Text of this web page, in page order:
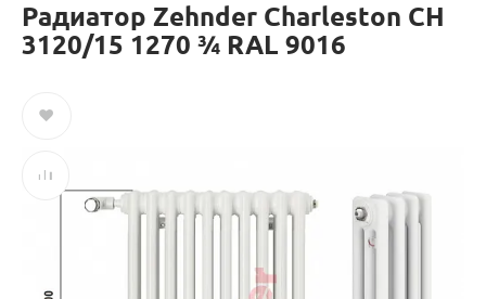
Радиатор Zehnder Charleston CH
3120/15 1270 ¾ RAL 9016